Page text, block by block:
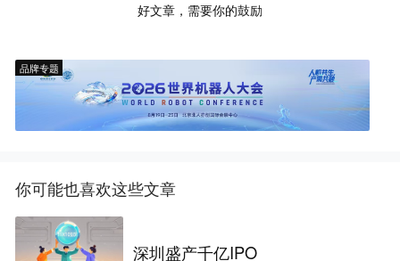
好文章，需要你的鼓励
品牌专题
你可能也喜欢这些文章
深圳盛产千亿IPO